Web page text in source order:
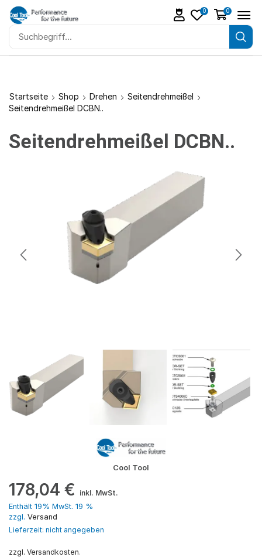
0 0
Startseite Shop Drehen
Seitendrehmeißel
Seitendrehmeißel DCBN..
Seitendrehmeißel DCBN..
Cool Tool
178,04 €
inkl. MwSt.
Enthält 19% MwSt. 19 %
zzgl. Versand
Lieferzeit: nicht angegeben
zzgl. Versandkosten.